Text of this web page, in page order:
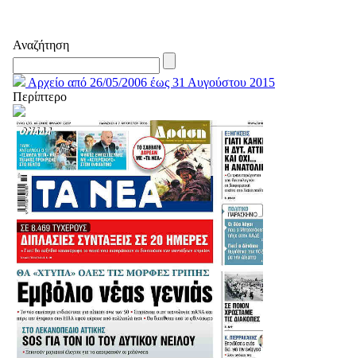
Αναζήτηση
Αρχείο από 26/05/2006 έως 31 Αυγούστου 2015
Περίπτερο